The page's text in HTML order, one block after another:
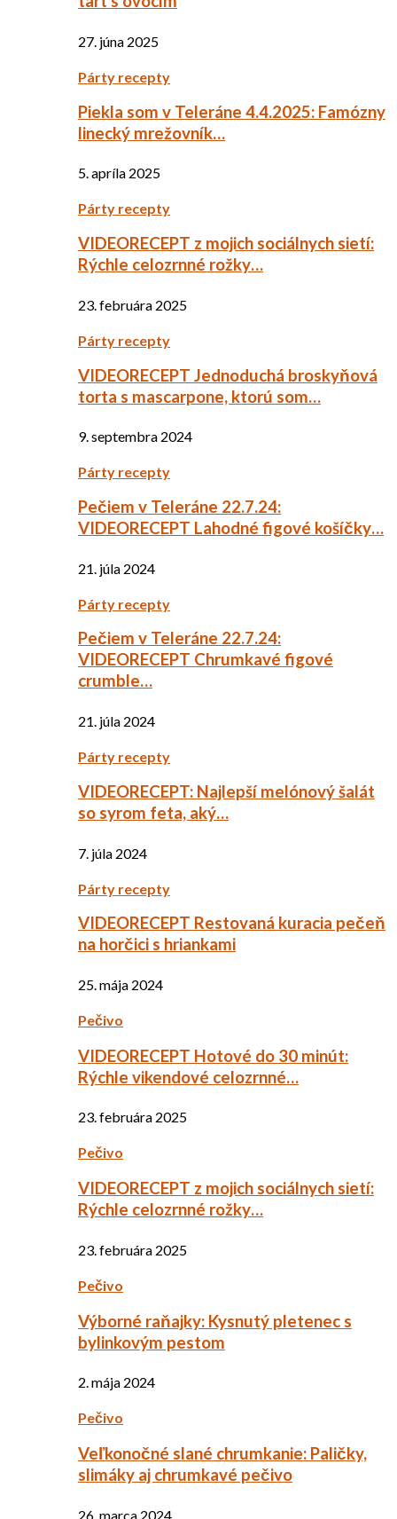
27. júna 2025
Párty recepty
Piekla som v Teleráne 4.4.2025: Famózny
linecký mrežovník…
5. apríla 2025
Párty recepty
VIDEORECEPT z mojich sociálnych sietí:
Rýchle celozrnné rožky…
23. februára 2025
Párty recepty
VIDEORECEPT Jednoduchá broskyňová
torta s mascarpone, ktorú som…
9. septembra 2024
Párty recepty
Pečiem v Teleráne 22.7.24:
VIDEORECEPT Lahodné figové košíčky…
21. júla 2024
Párty recepty
Pečiem v Teleráne 22.7.24:
VIDEORECEPT Chrumkavé figové
crumble…
21. júla 2024
Párty recepty
VIDEORECEPT: Najlepší melónový šalát
so syrom feta, aký…
7. júla 2024
Párty recepty
VIDEORECEPT Restovaná kuracia pečeň
na horčici s hriankami
25. mája 2024
Pečivo
VIDEORECEPT Hotové do 30 minút:
Rýchle vikendové celozrnné…
23. februára 2025
Pečivo
VIDEORECEPT z mojich sociálnych sietí:
Rýchle celozrnné rožky…
23. februára 2025
Pečivo
Výborné raňajky: Kysnutý pletenec s
bylinkovým pestom
2. mája 2024
Pečivo
Veľkonočné slané chrumkanie: Paličky,
slimáky aj chrumkavé pečivo
26. marca 2024